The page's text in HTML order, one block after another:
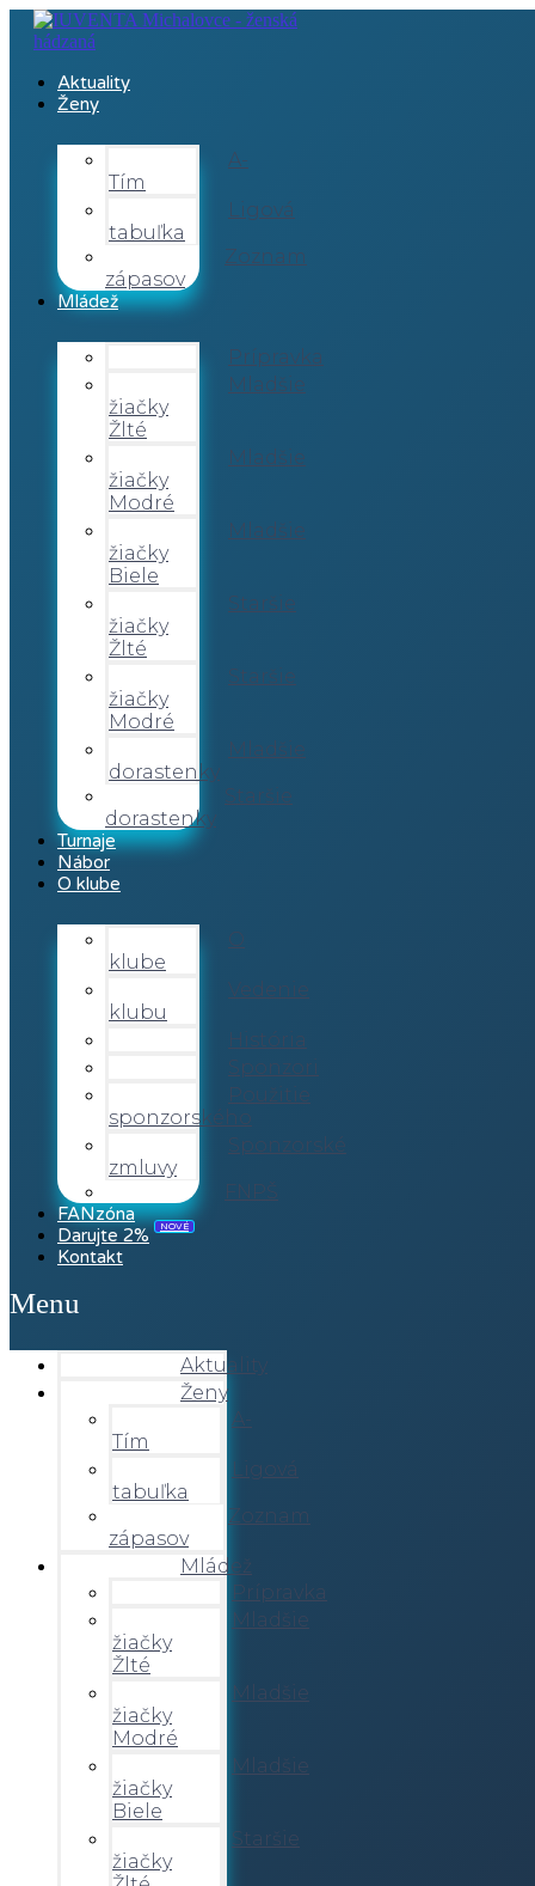
Aktuality
Ženy
A-
Tím
Ligová
tabuľka
Zoznam
zápasov
Mládež
Prípravka
Mladšie
žiačky
Žlté
Mladšie
žiačky
Modré
Mladšie
žiačky
Biele
Staršie
žiačky
Žlté
Staršie
žiačky
Modré
Mladšie
dorastenky
Staršie
dorastenky
Turnaje
Nábor
O klube
O
klube
Vedenie
klubu
História
Sponzori
Použitie
sponzorského
Sponzorské
zmluvy
FNPŠ
FANzóna
Darujte 2%
NOVÉ
Kontakt
Menu
Aktuality
Ženy
A-
Tím
Ligová
tabuľka
Zoznam
zápasov
Mládež
Prípravka
Mladšie
žiačky
Žlté
Mladšie
žiačky
Modré
Mladšie
žiačky
Biele
Staršie
žiačky